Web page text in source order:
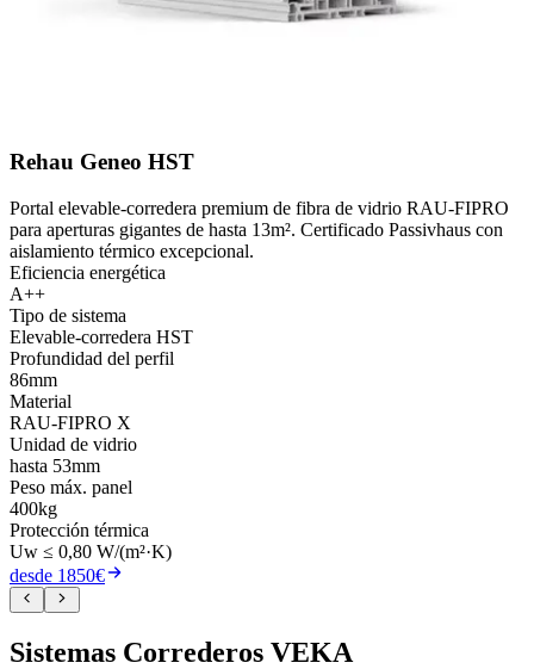
Rehau Geneo HST
Portal elevable-corredera premium de fibra de vidrio RAU-FIPRO
para aperturas gigantes de hasta 13m². Certificado Passivhaus con
aislamiento térmico excepcional.
Eficiencia energética
A++
Tipo de sistema
Elevable-corredera HST
Profundidad del perfil
86mm
Material
RAU-FIPRO X
Unidad de vidrio
hasta 53mm
Peso máx. panel
400kg
Protección térmica
Uw ≤ 0,80 W/(m²·K)
desde 1850€
Sistemas Correderos VEKA